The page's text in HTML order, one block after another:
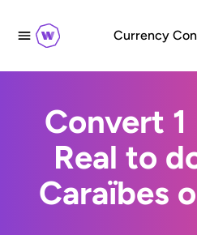
Currency
Convert 1
Real to
Caraïbes